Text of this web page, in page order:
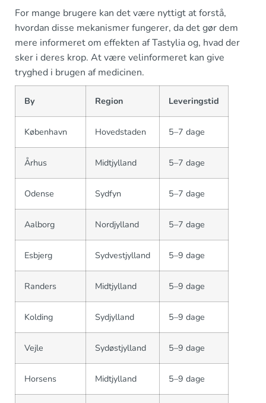
For mange brugere kan det være nyttigt at forstå,
hvordan disse mekanismer fungerer, da det gør dem
mere informeret om effekten af Tastylia og, hvad der
sker i deres krop. At være velinformeret kan give
tryghed i brugen af medicinen.
By Region Leveringstid
København Hovedstaden 5–7 dage
Århus Midtjylland 5–7 dage
Odense Sydfyn 5–7 dage
Aalborg Nordjylland 5–7 dage
Esbjerg Sydvestjylland 5–9 dage
Randers Midtjylland 5–9 dage
Kolding Sydjylland 5–9 dage
Vejle Sydøstjylland 5–9 dage
Horsens Midtjylland 5–9 dage